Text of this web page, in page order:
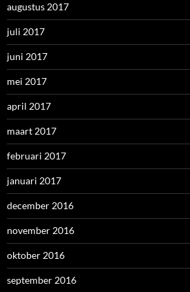
augustus 2017
juli 2017
juni 2017
mei 2017
april 2017
maart 2017
februari 2017
januari 2017
december 2016
november 2016
oktober 2016
september 2016